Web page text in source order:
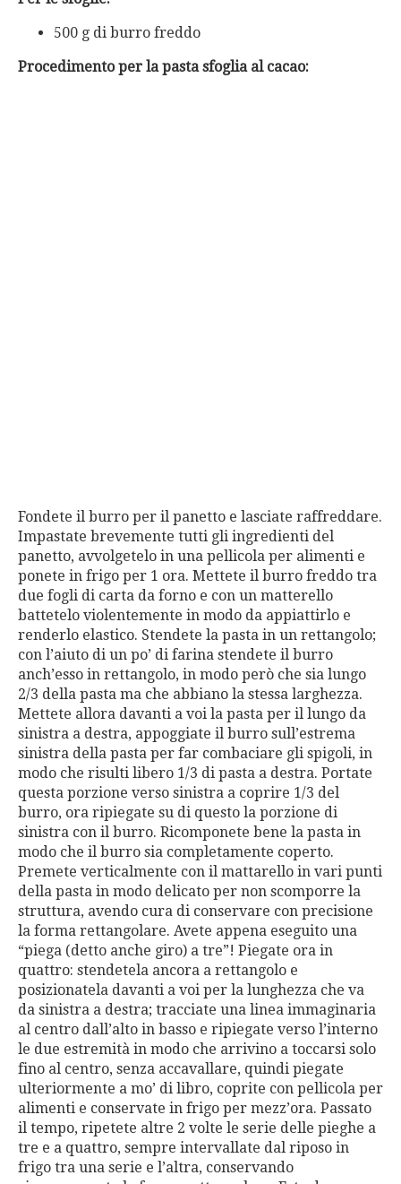
500 g di burro freddo
Procedimento per la pasta sfoglia al cacao:
Fondete il burro per il panetto e lasciate raffreddare.
Impastate brevemente tutti gli ingredienti del
panetto, avvolgetelo in una pellicola per alimenti e
ponete in frigo per 1 ora. Mettete il burro freddo tra
due fogli di carta da forno e con un matterello
battetelo violentemente in modo da appiattirlo e
renderlo elastico. Stendete la pasta in un rettangolo;
con l’aiuto di un po’ di farina stendete il burro
anch’esso in rettangolo, in modo però che sia lungo
2/3 della pasta ma che abbiano la stessa larghezza.
Mettete allora davanti a voi la pasta per il lungo da
sinistra a destra, appoggiate il burro sull’estrema
sinistra della pasta per far combaciare gli spigoli, in
modo che risulti libero 1/3 di pasta a destra. Portate
questa porzione verso sinistra a coprire 1/3 del
burro, ora ripiegate su di questo la porzione di
sinistra con il burro. Ricomponete bene la pasta in
modo che il burro sia completamente coperto.
Premete verticalmente con il mattarello in vari punti
della pasta in modo delicato per non scomporre la
struttura, avendo cura di conservare con precisione
la forma rettangolare. Avete appena eseguito una
“piega (detto anche giro) a tre”! Piegate ora in
quattro: stendetela ancora a rettangolo e
posizionatela davanti a voi per la lunghezza che va
da sinistra a destra; tracciate una linea immaginaria
al centro dall’alto in basso e ripiegate verso l’interno
le due estremità in modo che arrivino a toccarsi solo
fino al centro, senza accavallare, quindi piegate
ulteriormente a mo’ di libro, coprite con pellicola per
alimenti e conservate in frigo per mezz’ora. Passato
il tempo, ripetete altre 2 volte le serie delle pieghe a
tre e a quattro, sempre intervallate dal riposo in
frigo tra una serie e l’altra, conservando